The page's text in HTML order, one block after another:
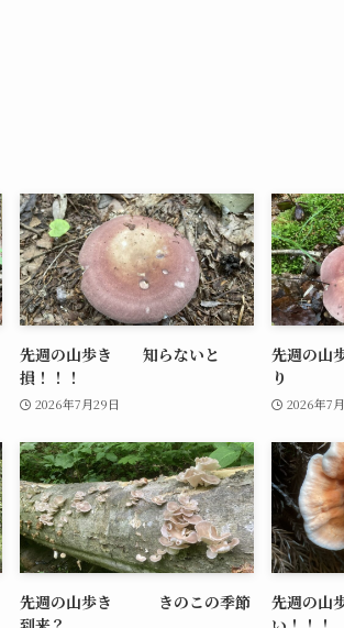
先週の山歩き 知らないと
損！！！
2026年7月29日
先週の
り
2026年7
先週の山歩き きのこの季節
先週の